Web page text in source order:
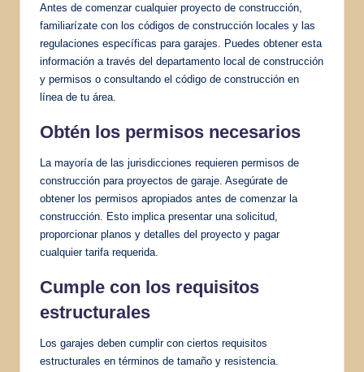
Antes de comenzar cualquier proyecto de construcción,
familiarízate con los códigos de construcción locales y las
regulaciones específicas para garajes. Puedes obtener esta
información a través del departamento local de construcción
y permisos o consultando el código de construcción en
línea de tu área.
Obtén los permisos necesarios
La mayoría de las jurisdicciones requieren permisos de
construcción para proyectos de garaje. Asegúrate de
obtener los permisos apropiados antes de comenzar la
construcción. Esto implica presentar una solicitud,
proporcionar planos y detalles del proyecto y pagar
cualquier tarifa requerida.
Cumple con los requisitos
estructurales
Los garajes deben cumplir con ciertos requisitos
estructurales en términos de tamaño y resistencia.